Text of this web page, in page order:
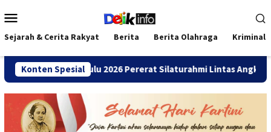
ke
kontenMobile
Sejarah & Cerita Rakyat Berita Berita Olahraga Kriminal
Konten Spesial
Bengkulu 2026 Pererat Silaturahmi Lintas Angkatan